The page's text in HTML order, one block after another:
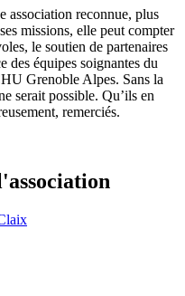
reconnue, plus
missions, elle peut compter
le soutien de partenaires
des équipes soignantes du
Grenoble Alpes. Sans la
serait possible. Qu’ils en
remerciés.